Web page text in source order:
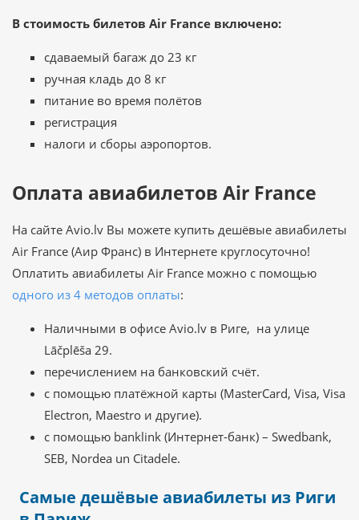
В стоимость билетов Air France включено:
сдаваемый багаж до 23 кг
ручная кладь до 8 кг
питание во время полётов
регистрация
налоги и сборы аэропортов.
Оплата авиабилетов Air France
На сайте Avio.lv Вы можете купить дешёвые авиабилеты
Air France (Аир Франс) в Интернете круглосуточно!
Оплатить авиабилеты Air France можно с помощью
одного из 4 методов оплаты:
Наличными в офисе Avio.lv в Риге, на улице
Lāčplēša 29.
перечислением на банковский счёт.
с помощью платёжной карты (MasterCard, Visa, Visa
Electron, Maestro и другие).
с помощью banklink (Интернет-банк) – Swedbank,
SEB, Nordea un Citadele.
Самые дешёвые авиабилеты из Риги